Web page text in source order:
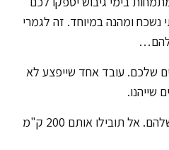
נשכח ומהנה במיוחד. זה לגמרי
להם…
שלכם. עובד אחד שייפצע לא
תרחמו על מיכל הדלק שלהם. אל תובילו אותם 200 ק"מ